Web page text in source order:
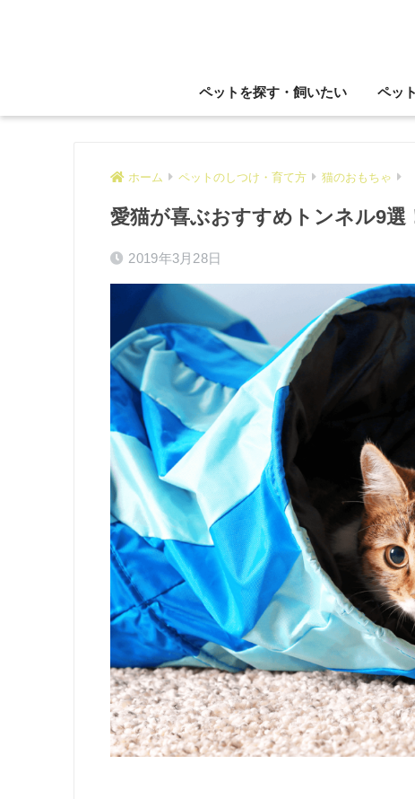
ペットを探す・飼いたい ペッ
ホーム ペットのしつけ・育て方 猫のおもちゃ
愛猫が喜ぶおすすめトンネル9選
2019年3月28日